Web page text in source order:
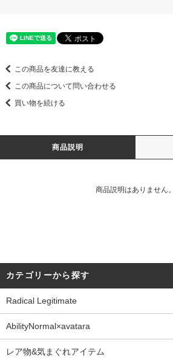
この商品を友達に教える
この商品について問い合わせる
買い物を続ける
商品説明
商品説明はありません。
カテゴリーから探す
Radical Legitimate
AbilityNormal×avatara
レア物&気まぐれアイテム